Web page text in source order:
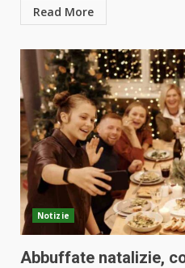
Read More
Notizie
Abbuffate natalizie,